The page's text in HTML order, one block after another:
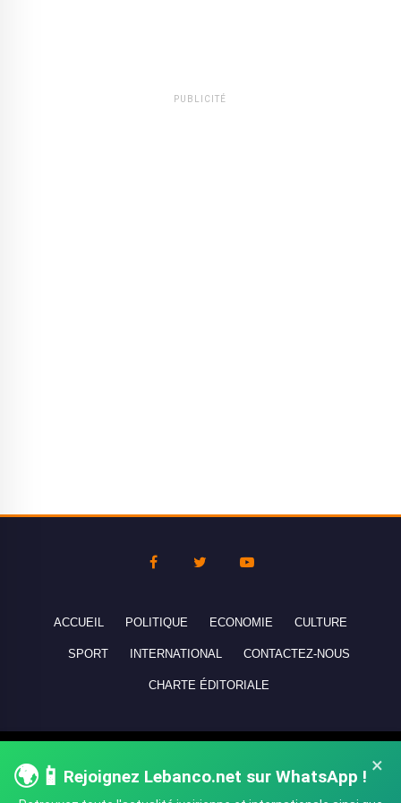
PUBLICITÉ
×
🌍📱 Rejoignez Lebanco.net sur WhatsApp !
ACCUEIL POLITIQUE ECONOMIE CULTURE
SPORT INTERNATIONAL CONTACTEZ-NOUS
CHARTE ÉDITORIALE
réservés - All rights reserved.